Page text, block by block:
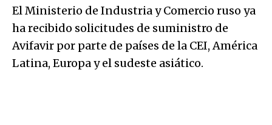
El Ministerio de Industria y Comercio ruso ya
ha recibido solicitudes de suministro de
Avifavir por parte de países de la CEI, América
Latina, Europa y el sudeste asiático.